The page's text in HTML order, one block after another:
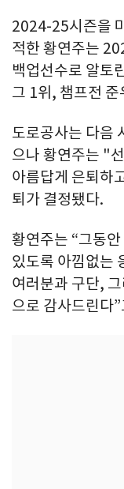
2024-25시즌을
적한 황연주는
백업선수로 알토
그 1위, 챔프전
도로공사는 다음
으나 황연주는 "
아름답게 은퇴하
퇴가 결정됐다.
황연주는 “그동
있도록 아낌없는
여러분과 구단,
으로 감사드린다